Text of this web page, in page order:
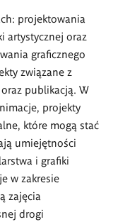
projektowania
artystycznej oraz
graficznego
związane z
publikacją. W
projekty
które mogą stać
umiejętności
i grafiki
w zakresie
zajęcia
drogi